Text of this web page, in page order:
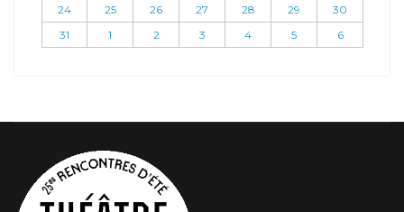
24
25 26 27 28 29
30
31
1 2 3 4 5 6